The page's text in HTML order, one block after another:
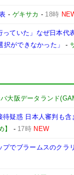
- ゲキサカ - 18時
っていた」なぜ日本
択ができなかった」
-
大阪データランド
待疑惑 日本人審判も
- 17時 NEW
プでブラームスのクラ